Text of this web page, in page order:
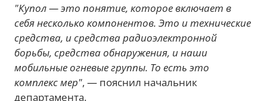
"Купол — это понятие, которое включает в
себя несколько компонентов. Это и технические
средства, и средства радиоэлектронной
борьбы, средства обнаружения, и наши
мобильные огневые группы. То есть это
комплекс мер", — пояснил начальник
департамента.